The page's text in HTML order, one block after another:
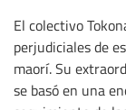
El colectivo
perjudiciales de
maorí. Su
se basó en una